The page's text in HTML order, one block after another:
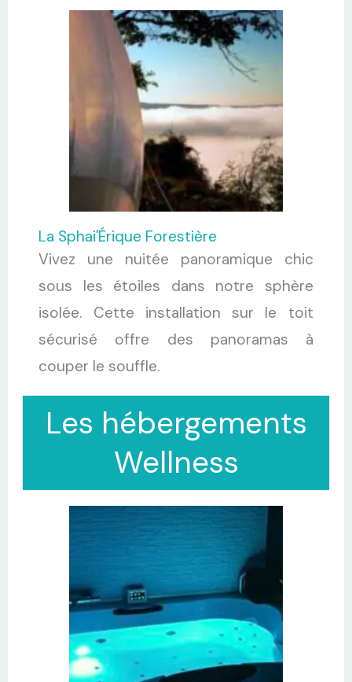
La Sphai'Érique Forestière
Vivez une nuitée panoramique chic
sous les étoiles dans notre sphère
isolée. Cette installation sur le toit
sécurisé offre des panoramas à
couper le souffle.
Les hébergements
Wellness